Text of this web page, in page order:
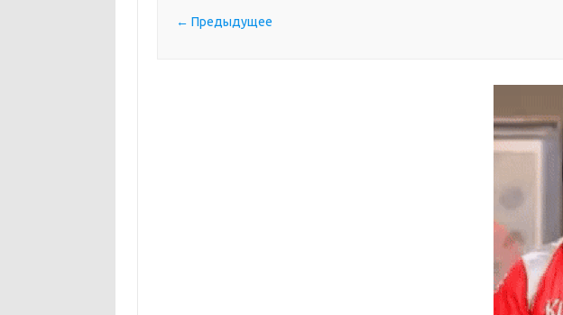
← Предыдущее